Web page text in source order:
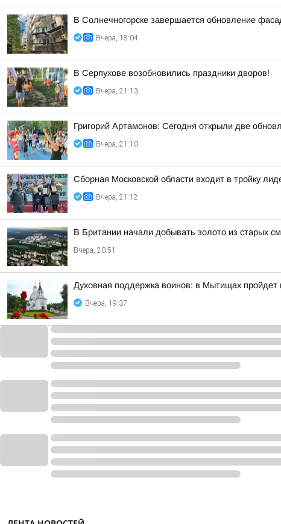
В Солнечногорске завершается обновление
Вчера, 18:04
В Серпухове возобновились праздники дворов!
Вчера, 21:13
Григорий Артамонов: Сегодня открыли две
Вчера, 21:10
Сборная Московской области входит в тройку
Вчера, 21:12
В Британии начали добывать золото из старых
Вчера, 20:51
Духовная поддержка воинов: в Мытищах пройдет
Вчера, 19:37